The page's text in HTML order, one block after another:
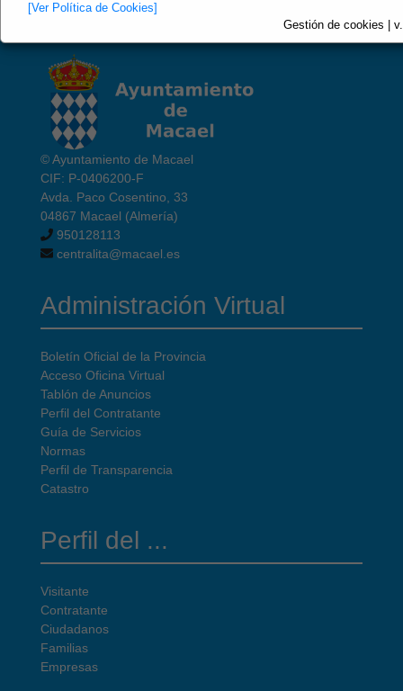
[Ver Política de Cookies]
Gestión de cookies |
© Ayuntamiento de Macael
CIF: P-0406200-F
Avda. Paco Cosentino, 33
04867 Macael (Almería)
950128113
centralita@macael.es
Administración Virtual
Boletín Oficial de la Provincia
Acceso Oficina Virtual
Tablón de Anuncios
Perfil del Contratante
Guía de Servicios
Normas
Perfil de Transparencia
Catastro
Perfil del ...
Visitante
Contratante
Ciudadanos
Familias
Empresas